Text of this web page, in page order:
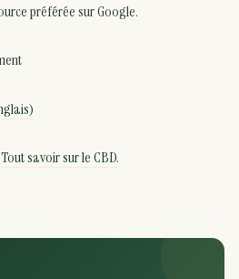
préférée sur Google.
Tout savoir sur le CBD.